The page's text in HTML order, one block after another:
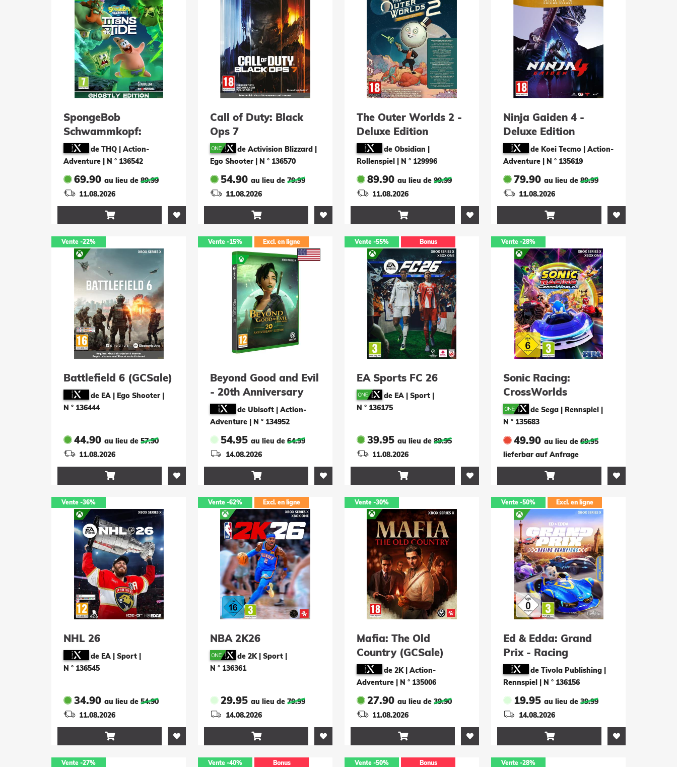
SpongeBob
Schwammkopf:
Giganten der
Gezeiten - Ghostly
Edition
de THQ | Action-
Adventure | N ° 136542
69.90 au lieu de 89.99
11.08.2026

Call of Duty: Black
Ops 7
de Activision Blizzard |
Ego Shooter | N ° 136570
54.90 au lieu de 79.99
11.08.2026

The Outer Worlds 2 -
Deluxe Edition
de Obsidian |
Rollenspiel | N ° 129996
89.90 au lieu de 99.99
11.08.2026

Ninja Gaiden 4 -
Deluxe Edition
de Koei Tecmo | Action-
Adventure | N ° 135619
79.90 au lieu de 89.99
11.08.2026

Vente -22%
Battlefield 6 (GCSale)
de EA | Ego Shooter |
N ° 136444
44.90 au lieu de 57.90
11.08.2026

Vente -15% Excl. en ligne
Beyond Good and Evil
- 20th Anniversary
Edition -US-
de Ubisoft | Action-
Adventure | N ° 134952
54.95 au lieu de 64.99
14.08.2026

Vente -55% Bonus
EA Sports FC 26
de EA | Sport |
N ° 136175
39.95 au lieu de 89.95
11.08.2026

Vente -28%
Sonic Racing:
CrossWorlds
de Sega | Rennspiel |
N ° 135683
49.90 au lieu de 69.95
lieferbar auf Anfrage

Vente -36%
NHL 26
de EA | Sport |
N ° 136545
34.90 au lieu de 54.90
11.08.2026

Vente -62% Excl. en ligne
NBA 2K26
de 2K | Sport |
N ° 136361
29.95 au lieu de 79.99
14.08.2026

Vente -30%
Mafia: The Old
Country (GCSale)
de 2K | Action-
Adventure | N ° 135006
27.90 au lieu de 39.90
11.08.2026

Vente -50% Excl. en ligne
Ed & Edda: Grand
Prix - Racing
Championsde Tivola Publishing |
Rennspiel | N ° 136156
19.95 au lieu de 39.99
14.08.2026

Vente -27% Vente -40% Bonus Vente -50%
Bonus
Vente -28%